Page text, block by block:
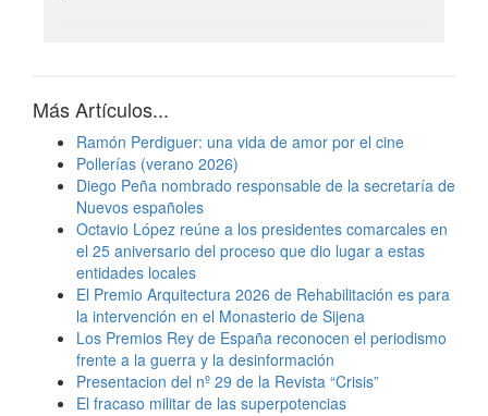
Más Artículos...
Ramón Perdiguer: una vida de amor por el cine
Pollerías (verano 2026)
Diego Peña nombrado responsable de la secretaría de
Nuevos españoles
Octavio López reúne a los presidentes comarcales en
el 25 aniversario del proceso que dio lugar a estas
entidades locales
El Premio Arquitectura 2026 de Rehabilitación es para
la intervención en el Monasterio de Sijena
Los Premios Rey de España reconocen el periodismo
frente a la guerra y la desinformación
Presentacion del nº 29 de la Revista “Crisis”
El fracaso militar de las superpotencias